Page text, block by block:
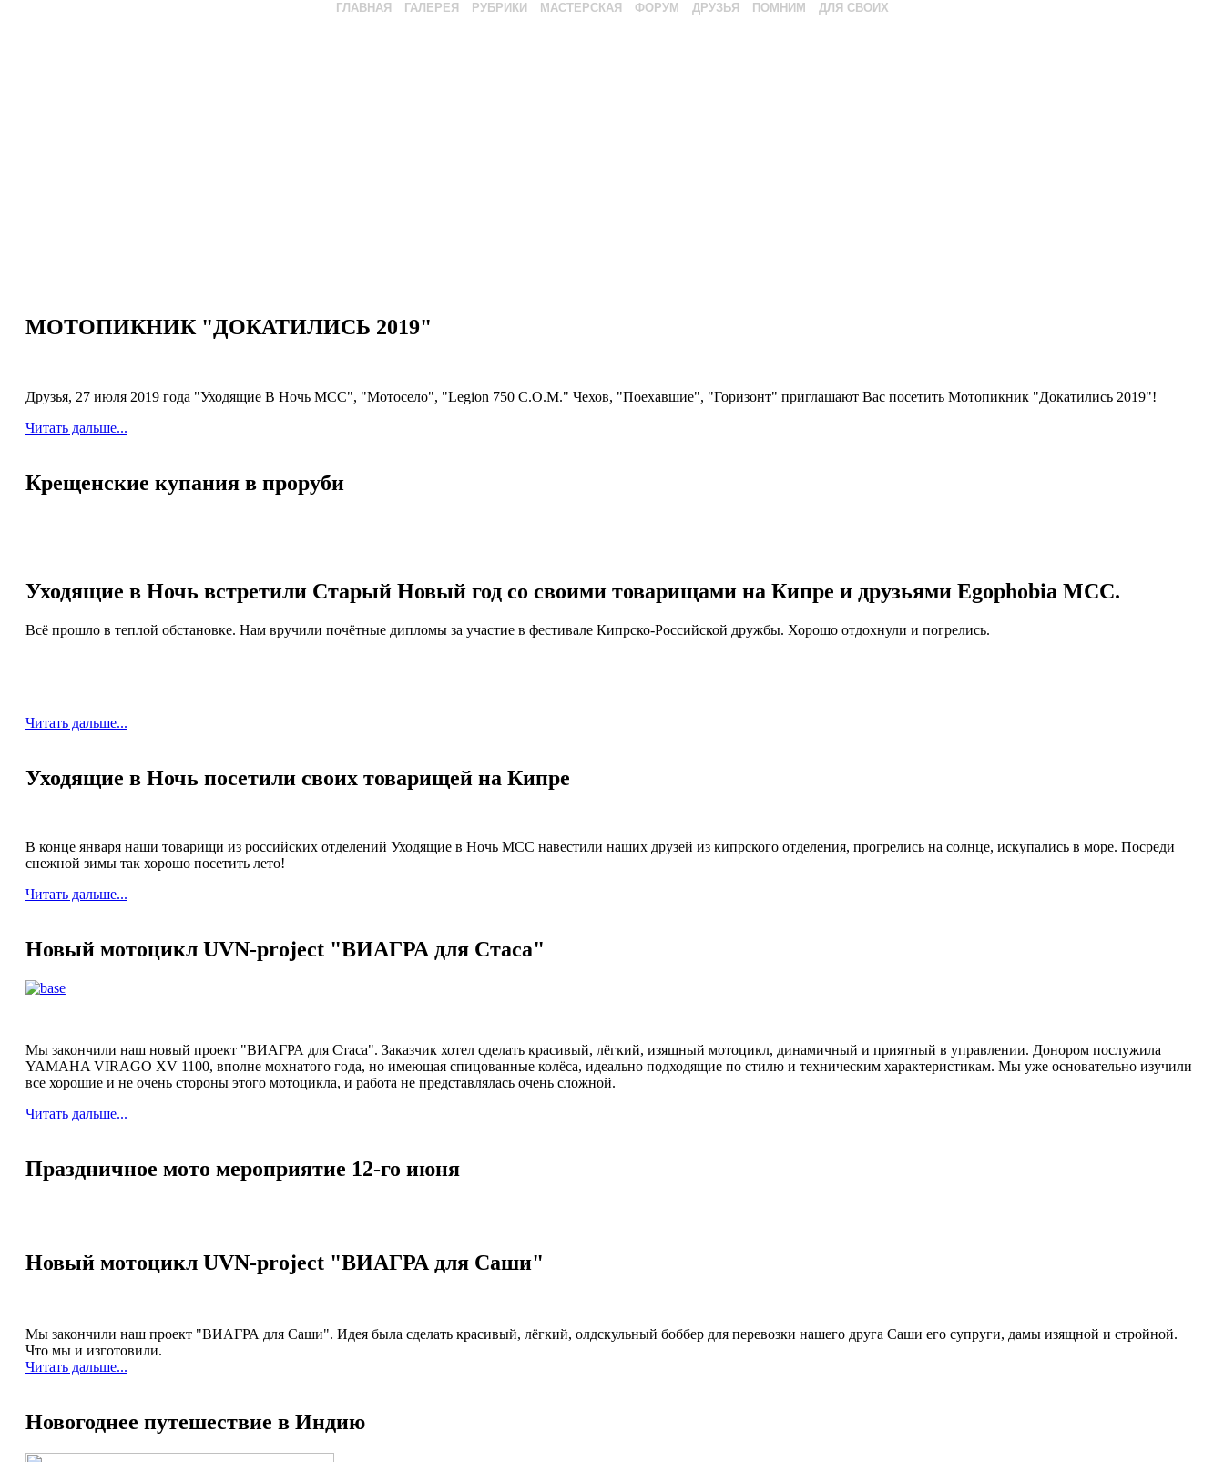
ГЛАВНАЯ ГАЛЕРЕЯ РУБРИКИ МАСТЕРСКАЯ ФОРУМ ДРУЗЬЯ ПОМНИМ ДЛЯ СВОИХ
МОТОПИКНИК "ДОКАТИЛИСЬ 2019"
Друзья, 27 июля 2019 года "Уходящие В Ночь МСС", "Мотосело", "Legion 750 C.O.M." Чехов, "Поехавшие", "Горизонт" приглашают Вас посетить Мотопикник "Докатились 2019"!
Читать дальше...
Крещенские купания в проруби
Уходящие в Ночь встретили Старый Новый год со своими товарищами на Кипре и друзьями Egophobia МСС.
Всё прошло в теплой обстановке. Нам вручили почётные дипломы за участие в фестивале Кипрско-Российской дружбы. Хорошо отдохнули и погрелись.
Читать дальше...
Уходящие в Ночь посетили своих товарищей на Кипре
В конце января наши товарищи из российских отделений Уходящие в Ночь МСС навестили наших друзей из кипрского отделения, прогрелись на солнце, искупались в море. Посреди
снежной зимы так хорошо посетить лето!
Читать дальше...
Новый мотоцикл UVN-project "ВИАГРА для Стаса"
Мы закончили наш новый проект "ВИАГРА для Стаса". Заказчик хотел сделать красивый, лёгкий, изящный мотоцикл, динамичный и приятный в управлении. Донором послужила
YAMAHA VIRAGO XV 1100, вполне мохнатого года, но имеющая спицованные колёса, идеально подходящие по стилю и техническим характеристикам. Мы уже основательно изучили
все хорошие и не очень стороны этого мотоцикла, и работа не представлялась очень сложной.
Читать дальше...
Праздничное мото мероприятие 12-го июня
Новый мотоцикл UVN-project "ВИАГРА для Саши"
Мы закончили наш проект "ВИАГРА для Саши". Идея была сделать красивый, лёгкий, олдскульный боббер для перевозки нашего друга Саши его супруги, дамы изящной и стройной.
Что мы и изготовили.
Читать дальше...
Новогоднее путешествие в Индию